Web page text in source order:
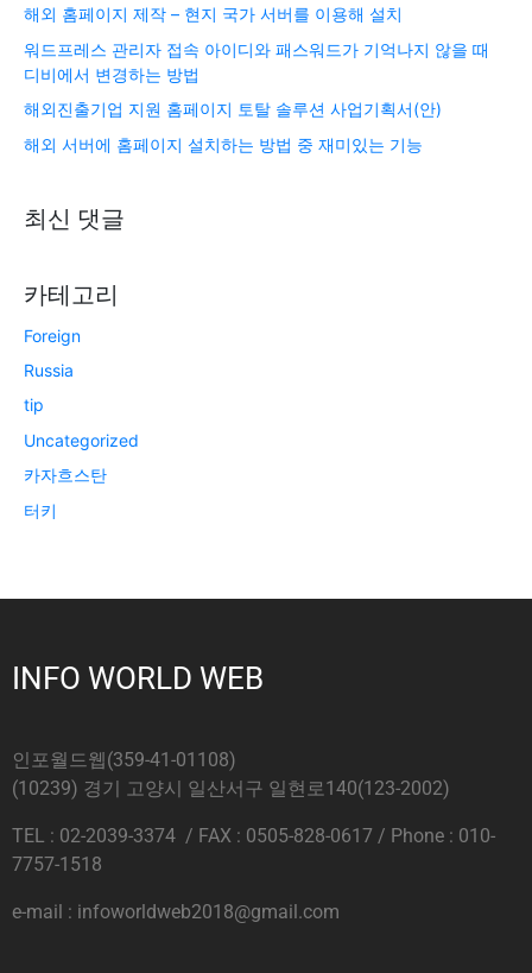
해외 홈페이지 제작 – 현지 국가 서버를 이용해 설치
워드프레스 관리자 접속 아이디와 패스워드가 기억나지 않을 때
디비에서 변경하는 방법
해외진출기업 지원 홈페이지 토탈 솔루션 사업기획서(안)
해외 서버에 홈페이지 설치하는 방법 중 재미있는 기능
최신 댓글
카테고리
Foreign
Russia
tip
Uncategorized
카자흐스탄
터키
INFO WORLD WEB
인포월드웹(359-41-01108)
(10239) 경기 고양시 일산서구 일현로140(123-2002)
TEL : 02-2039-3374 / FAX : 0505-828-0617 / Phone : 010-
7757-1518
e-mail : infoworldweb2018@gmail.com